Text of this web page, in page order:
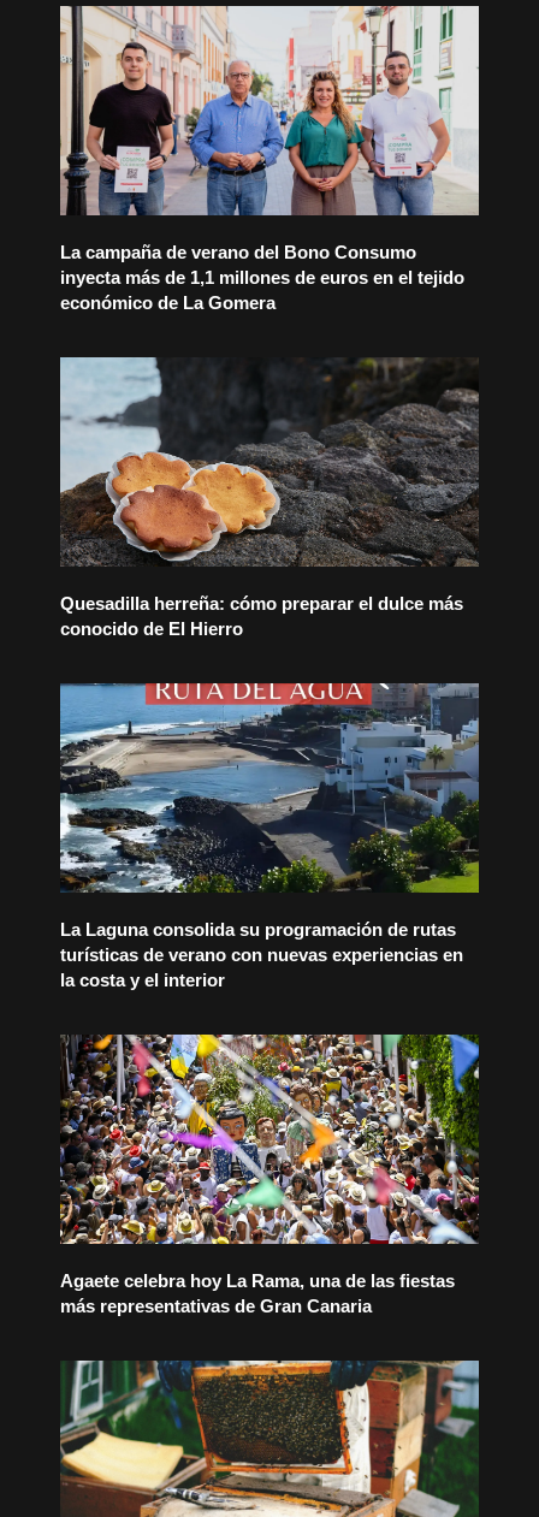
La campaña de verano del Bono Consumo
inyecta más de 1,1 millones de euros en el tejido
económico de La Gomera
Quesadilla herreña: cómo preparar el dulce más
conocido de El Hierro
La Laguna consolida su programación de rutas
turísticas de verano con nuevas experiencias en
la costa y el interior
Agaete celebra hoy La Rama, una de las fiestas
más representativas de Gran Canaria